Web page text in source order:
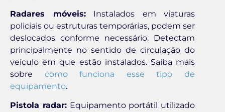
Radares móveis:Instalados em viaturas
policiais ou estruturas temporárias, podem ser
deslocados conforme necessário. Detectam
principalmente no sentido de circulação do
veículo em que estão instalados. Saiba mais
sobre como funciona esse tipo de
equipamento.
Pistola radar:Equipamento portátil utilizado